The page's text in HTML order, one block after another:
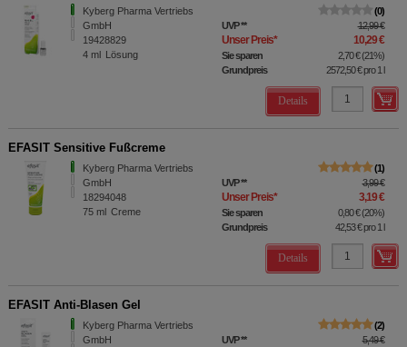
Kyberg Pharma Vertriebs
GmbH
19428829
4 ml Lösung
0
UVP** 12,99 €
Unser Preis* 10,29 €
Sie sparen 2,70 €(21%)
Grundpreis
2572,50 €pro 1 l
Details
EFASIT Sensitive Fußcreme
Kyberg Pharma Vertriebs
GmbH
18294048
75 ml Creme
1
UVP** 3,99 €
Unser Preis* 3,19 €
Sie sparen 0,80 €(20%)
Grundpreis
42,53 €pro 1 l
Details
EFASIT Anti-Blasen Gel
Kyberg Pharma Vertriebs
GmbH
2
UVP** 5,49 €